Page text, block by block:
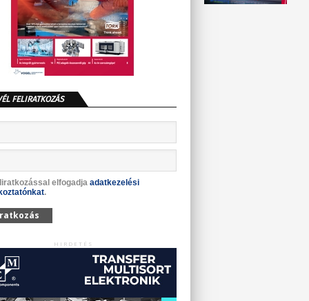
FELIRATKOZÁS
elfogadja adatkezelési
.
HIRDETÉS